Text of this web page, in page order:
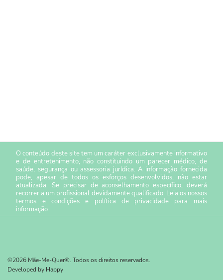
O conteúdo deste site tem um caráter exclusivamente informativo
e de entretenimento, não constituindo um parecer médico, de
saúde, segurança ou assessoria jurídica. A informação fornecida
pode, apesar de todos os esforços desenvolvidos, não estar
atualizada. Se precisar de aconselhamento específico, deverá
recorrer a um profissional devidamente qualificado. Leia os nossos
termos e condiçõese política de privacidade para mais
informação.
©2026 Mãe-Me-Quer®. Todos os direitos reservados.
Developed by Happy